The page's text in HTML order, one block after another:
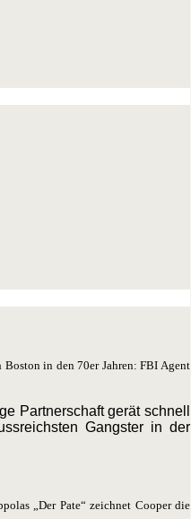
in den 70er Jahren: FBI Agent
Partnerschaft gerät schnell
Gangster in der
„Der Pate“ zeichnet Cooper die